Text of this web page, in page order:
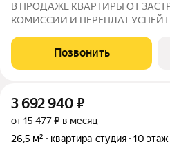
В ПРОДАЖЕ КВАРТИРЫ ОТ
КОМИССИИ И ПЕРЕПЛАТ УСПЕЙТЕ ЗАБРОНИРОВАТЬ
4,6% НА ВЕСЬ СРОК
ИПОТЕКИ БРОНИРОВАНИЕ БЕСПЛАТНОЕ Адрес:
Позвонить
3 692 940 ₽
от 15 477 ₽ в месяц
26,5 м²
квартира-студия 10 этаж